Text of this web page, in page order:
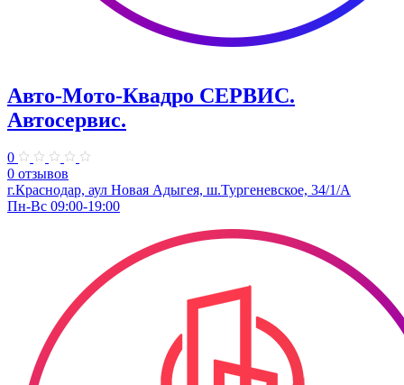
Авто-Мото-Квадро СЕРВИС.
Автосервис.
0
0 отзывов
г.Краснодар, аул Новая Адыгея, ш.Тургеневское, 34/1/А
Пн-Вс 09:00-19:00